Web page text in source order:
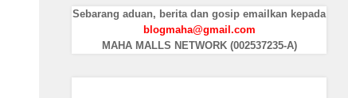
Sebarang aduan, berita dan gosip emailkan kepada
blogmaha@gmail.com
MAHA MALLS NETWORK (002537235-A)